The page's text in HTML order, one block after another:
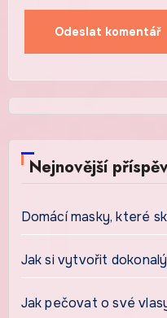
Nejnovější
Domácí masky, které
Jak si vytvořit
Jak pečovat o své